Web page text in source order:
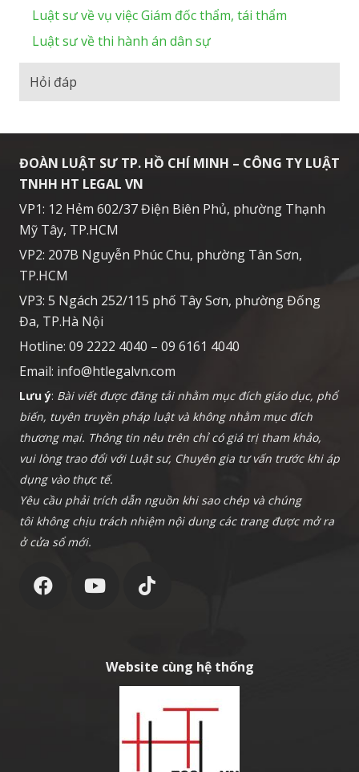
Luật sư về vụ việc Giám đốc thẩm, tái thẩm
Luật sư về thi hành án dân sự
Hỏi đáp
ĐOÀN LUẬT SƯ TP. HỒ CHÍ MINH – CÔNG TY LUẬT
TNHH HT LEGAL VN
VP1: 12 Hẻm 602/37 Điện Biên Phủ, phường Thạnh
Mỹ Tây, TP.HCM
VP2: 207B Nguyễn Phúc Chu, phường Tân Sơn,
TP.HCM
VP3: 5 Ngách 252/115 phố Tây Sơn, phường Đống
Đa, TP.Hà Nội
Hotline: 09 2222 4040 – 09 6161 4040
Email: info@htlegalvn.com
Lưu ý: Bài viết được đăng tải nhằm mục đích giáo dục, phổ
biến, tuyên truyền pháp luật và không nhằm mục đích
thương mại. Thông tin nêu trên chỉ có giá trị tham khảo,
vui lòng trao đổi với Luật sư, Chuyên gia tư vấn trước khi áp
dụng vào thực tế.
Yêu cầu phải trích dẫn nguồn khi sao chép và chúng
tôi không chịu trách nhiệm nội dung các trang được mở ra
ở cửa sổ mới.
Website cùng hệ thống